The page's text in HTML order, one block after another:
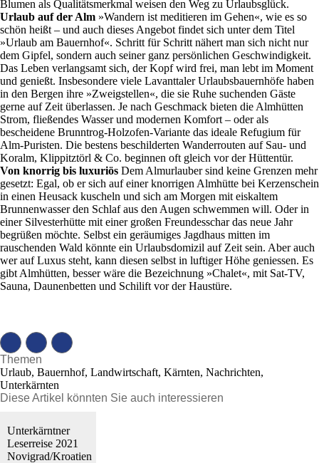
Blumen als Qualitätsmerkmal weisen den Weg zu Urlaubsglück.
Urlaub auf der Alm »Wandern ist meditieren im Gehen«, wie es so
schön heißt – und auch dieses Angebot findet sich unter dem Titel
»Urlaub am Bauernhof«. Schritt für Schritt nähert man sich nicht nur
dem Gipfel, sondern auch seiner ganz persönlichen Geschwindigkeit.
Das Leben verlangsamt sich, der Kopf wird frei, man lebt im Moment
und genießt. Insbesondere viele Lavanttaler Urlaubsbauernhöfe haben
in den Bergen ihre »Zweigstellen«, die sie Ruhe suchenden Gäste
gerne auf Zeit überlassen. Je nach Geschmack bieten die Almhütten
Strom, fließendes Wasser und modernen Komfort – oder als
bescheidene Brunntrog-Holzofen-Variante das ideale Refugium für
Alm-Puristen. Die bestens beschilderten Wanderrouten auf Sau- und
Koralm, Klippitztörl & Co. beginnen oft gleich vor der Hüttentür.
Von knorrig bis luxuriös Dem Almurlauber sind keine Grenzen mehr
gesetzt: Egal, ob er sich auf einer knorrigen Almhütte bei Kerzenschein
in einen Heusack kuscheln und sich am Morgen mit eiskaltem
Brunnenwasser den Schlaf aus den Augen schwemmen will. Oder in
einer Silvesterhütte mit einer großen Freundesschar das neue Jahr
begrüßen möchte. Selbst ein geräumiges Jagdhaus mitten im
rauschenden Wald könnte ein Urlaubsdomizil auf Zeit sein. Aber auch
wer auf Luxus steht, kann diesen selbst in luftiger Höhe geniessen. Es
gibt Almhütten, besser wäre die Bezeichnung »Chalet«, mit Sat-TV,
Sauna, Daunenbetten und Schilift vor der Haustüre.
Themen
Urlaub, Bauernhof, Landwirtschaft, Kärnten, Nachrichten,
Unterkärnten
Diese Artikel könnten Sie auch interessieren
Unterkärntner
Leserreise 2021
Novigrad/Kroatien